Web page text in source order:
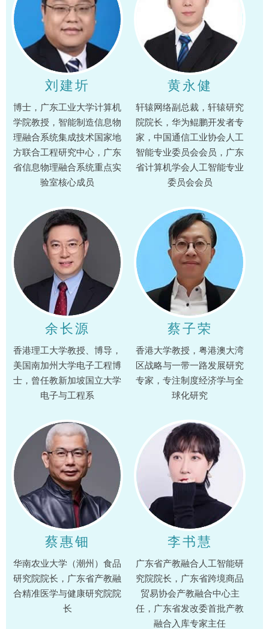
刘建圻
博士，广东工业大学计算机
学院教授，智能制造信息物
理融合系统集成技术国家地
方联合工程研究中心，广东
省信息物理融合系统重点实
验室核心成员
黄永健
轩辕网络副总裁，轩辕研究
院院长，华为鲲鹏开发者专
家，中国通信工业协会人工
智能专业委员会会员，广东
省计算机学会人工智能专业
委员会会员
余长源
香港理工大学教授、博导，
美国南加州大学电子工程博
士，曾任教新加坡国立大学
电子与工程系
蔡子荣
香港大学教授，粤港澳大湾
区战略与一带一路发展研究
专家，专注制度经济学与全
球化研究
蔡惠钿
华南农业大学（潮州）食品
研究院院长，广东省产教融
合精准医学与健康研究院院
长
李书慧
广东省产教融合人工智能研
究院院长，广东省跨境商品
贸易协会产教融合中心主
任，广东省发改委首批产教
融合入库专家主任